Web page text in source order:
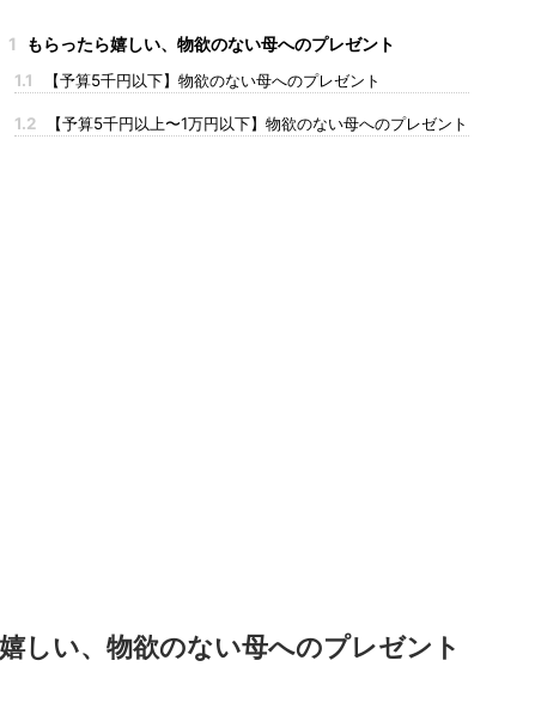
1 もらったら嬉しい、物欲のない母へのプレゼント
1.1 【予算5千円以下】物欲のない母へのプレゼント
1.2 【予算5千円以上〜1万円以下】物欲のない母へのプレゼント
しい、物欲のない母へのプレゼント